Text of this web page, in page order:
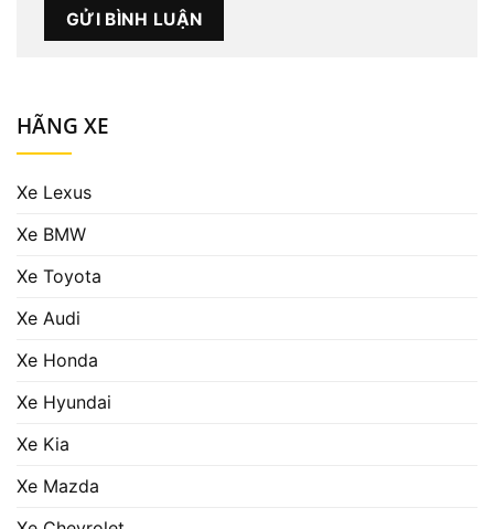
HÃNG XE
Xe Lexus
Xe BMW
Xe Toyota
Xe Audi
Xe Honda
Xe Hyundai
Xe Kia
Xe Mazda